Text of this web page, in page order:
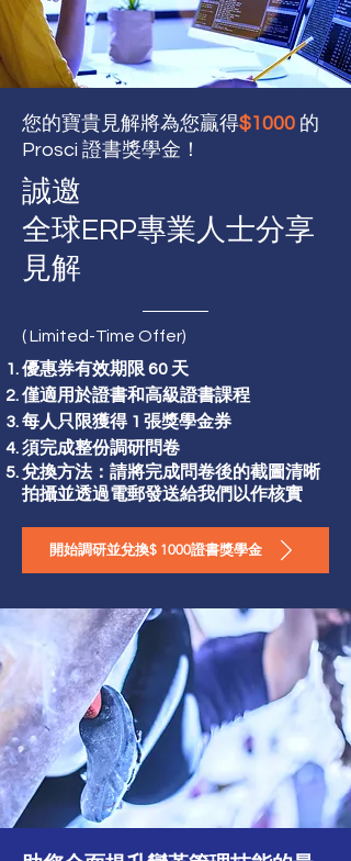
您的寶貴見解將為您贏得$1000 的
Prosci 證書獎學金！
誠邀
全球ERP專業人士分享
見解
( Limited-Time Offer)
優惠券有效期限 60 天
僅適用於證書和高級證書課程
每人只限獲得 1 張獎學金券
須完成整份調研問卷
兌換方法：請將完成問卷後的截圖清晰
拍攝並透過電郵發送給我們以作核實
開始調研並兌換$ 1000證書獎學金